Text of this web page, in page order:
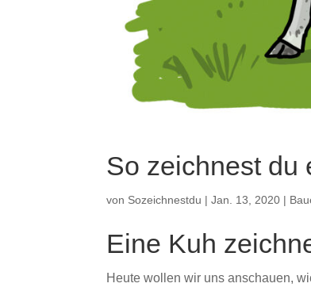
So zeichnest du
von Sozeichnestdu |Jan. 13, 2020 |
Eine Kuh
Heute wollen wir uns anschauen,